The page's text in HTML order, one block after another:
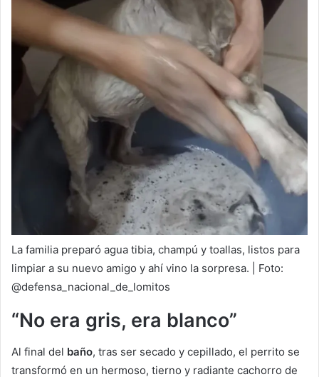
La familia preparó agua tibia, champú y toallas, listos para
limpiar a su nuevo amigo y ahí vino la sorpresa. | Foto:
@defensa_nacional_de_lomitos
“No era gris, era blanco”
Al final del baño, tras ser secado y cepillado, el perrito se
transformó en un hermoso, tierno y radiante cachorro de